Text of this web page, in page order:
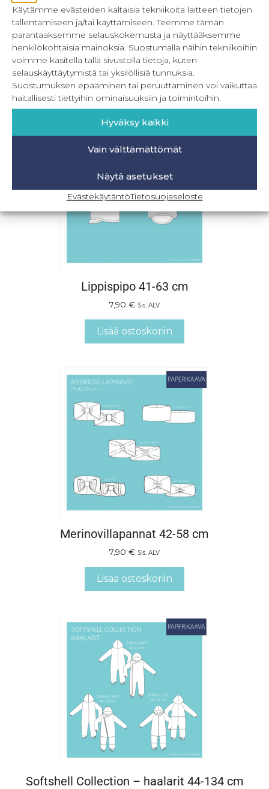
Käytämme evästeiden kaltaisia tekniikoita laitteen tietojen
tallentamiseen ja/tai käyttämiseen. Teemme tämän
parantaaksemme selauskokemusta ja näyttääksemme
henkilökohtaisia mainoksia. Suostumalla näihin tekniikoihin
voimme käsitellä tällä sivustolla tietoja, kuten
selauskäyttäytymistä tai yksilöllisiä tunnuksia.
Suostumuksen epääminen tai peruuttaminen voi vaikuttaa
haitallisesti tiettyihin ominaisuuksiin ja toimintoihin.
Hyväksy kaikki
Vain välttämättömät
Näytä asetukset
EvästekäytäntöTietosuojaseloste
Lasten retkeilyhousut 104-164 cm
22,90€ Sis. ALV
Lisää ostoskoriin
Lippispipo 41-63 cm
7,90 € Sis. ALV
Lisää ostoskoriin
Merinovillapannat 42-58 cm
7,90 € Sis. ALV
Lisää ostoskoriin
Softshell Collection – haalarit 44-134 cm